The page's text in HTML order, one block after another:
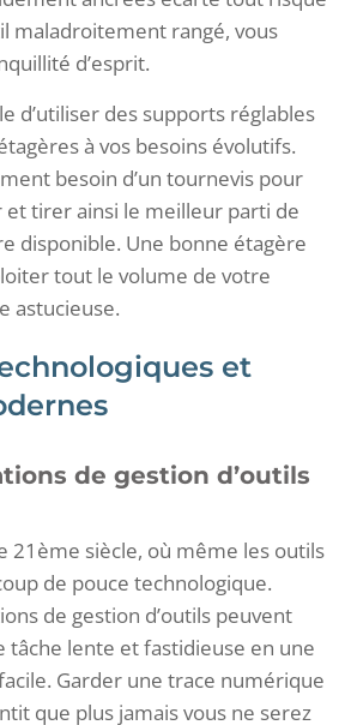
maladroitement rangé, vous
d’esprit.
d’utiliser des supports réglables
à vos besoins évolutifs.
besoin d’un tournevis pour
et tirer ainsi le meilleur parti de
disponible. Une bonne étagère
tout le volume de votre
astucieuse.
et
de gestion d’outils
21ème siècle, où même les outils
de pouce technologique.
de gestion d’outils peuvent
lente et fastidieuse en une
Garder une trace numérique
que plus jamais vous ne serez